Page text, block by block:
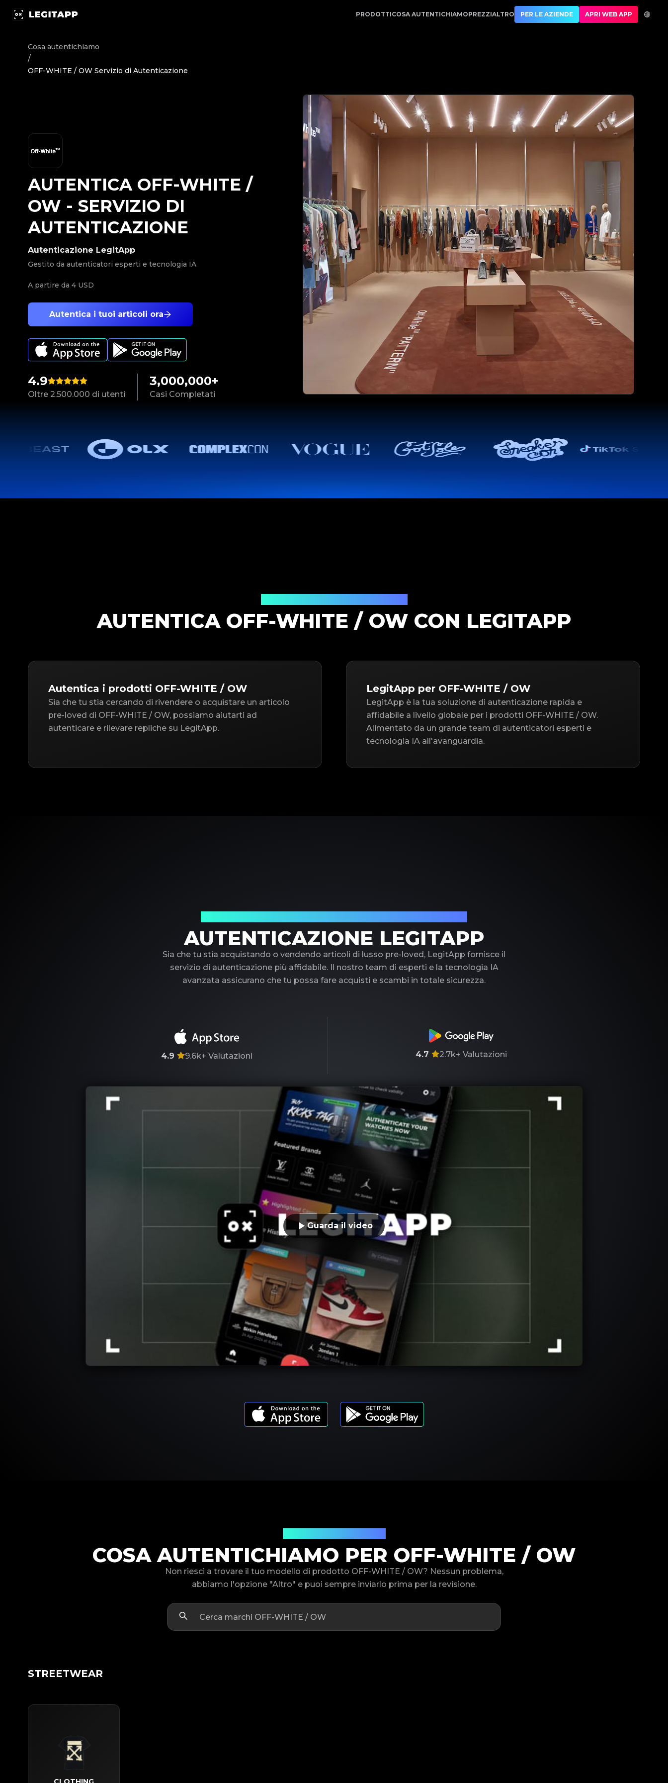
Autentica OFF-WHITE / OW - Servizio di Autenticazione | LegitApp | Il tuo partner di fiducia nell'autenticazione di lusso | No.1 Best Authentication
PRODOTTICOSA AUTENTICHIAMOPREZZIALTRO PER LE AZIENDE APRI WEB APP
Cosa autentichiamo
/
OFF-WHITE / OW Servizio di Autenticazione
4.9
Oltre 2.500.000 di utenti
3,000,000+
Casi Completati
Autentica i tuoi articoli ora
Autenticazione LegitApp
Gestito da autenticatori esperti e tecnologia IA
A partire da 4 USD
AUTENTICA OFF-WHITE /
OW - SERVIZIO DI
AUTENTICAZIONE
AUTENTICA OFF-WHITE / OW CON LEGITAPP
Autentica i prodotti OFF-WHITE / OW
Sia che tu stia cercando di rivendere o acquistare un articolo
pre-loved di OFF-WHITE / OW, possiamo aiutarti ad
autenticare e rilevare repliche su LegitApp.
LegitApp per OFF-WHITE / OW
LegitApp è la tua soluzione di autenticazione rapida e
affidabile a livello globale per i prodotti OFF-WHITE / OW.
Alimentato da un grande team di autenticatori esperti e
tecnologia IA all'avanguardia.
AUTENTICAZIONE LEGITAPP
Sia che tu stia acquistando o vendendo articoli di lusso pre-loved, LegitApp fornisce il
servizio di autenticazione più affidabile. Il nostro team di esperti e la tecnologia IA
avanzata assicurano che tu possa fare acquisti e scambi in totale sicurezza.
4.9 9.6k+ Valutazioni 4.7 2.7k+ Valutazioni
Guarda il video
COSA AUTENTICHIAMO PER OFF-WHITE / OW
Non riesci a trovare il tuo modello di prodotto OFF-WHITE / OW? Nessun problema,
abbiamo l'opzione "Altro" e puoi sempre inviarlo prima per la revisione.
STREETWEAR